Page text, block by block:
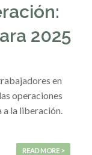
2025
en
operaciones
la liberación.
READ MORE >